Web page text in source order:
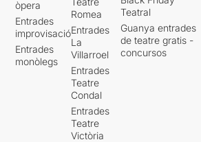
òpera
Entrades
improvisació
Entrades
monòlegs
Romea
Entrades
La
Villarroel
Entrades
Teatre
Condal
Entrades
Teatre
Victòria
Teatral
Guanya entrades
de teatre gratis -
concursos